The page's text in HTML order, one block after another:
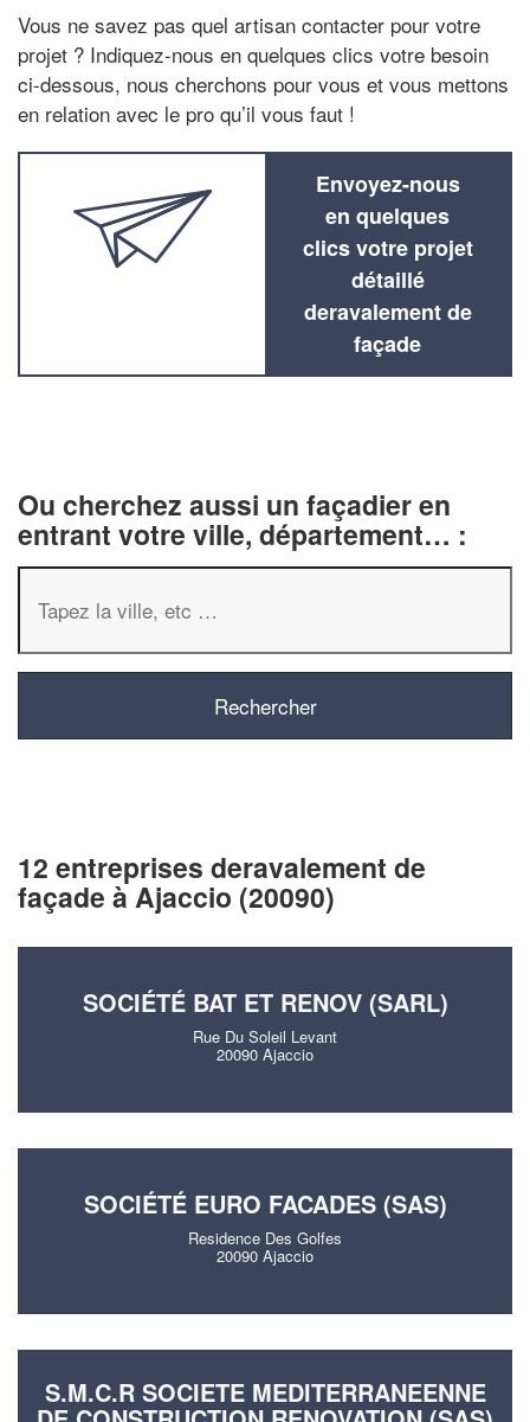
Vous ne savez pas quel artisan contacter pour votre
projet ? Indiquez-nous en quelques clics votre besoin
ci-dessous, nous cherchons pour vous et vous mettons
en relation avec le pro qu’il vous faut !
Envoyez-nous
en quelques
clics votre projet
détaillé
deravalement de
façade
Ou cherchez aussi un façadier en
entrant votre ville, département… :
12 entreprises deravalement de
façade à Ajaccio (20090)
SOCIÉTÉ BAT ET RENOV (SARL)
Rue Du Soleil Levant
20090 Ajaccio
SOCIÉTÉ EURO FACADES (SAS)
Residence Des Golfes
20090 Ajaccio
S.M.C.R SOCIETE MEDITERRANEENNE